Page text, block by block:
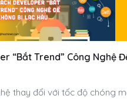
“Bắt Trend” Công Nghệ
thay đổi với tốc độ chóng